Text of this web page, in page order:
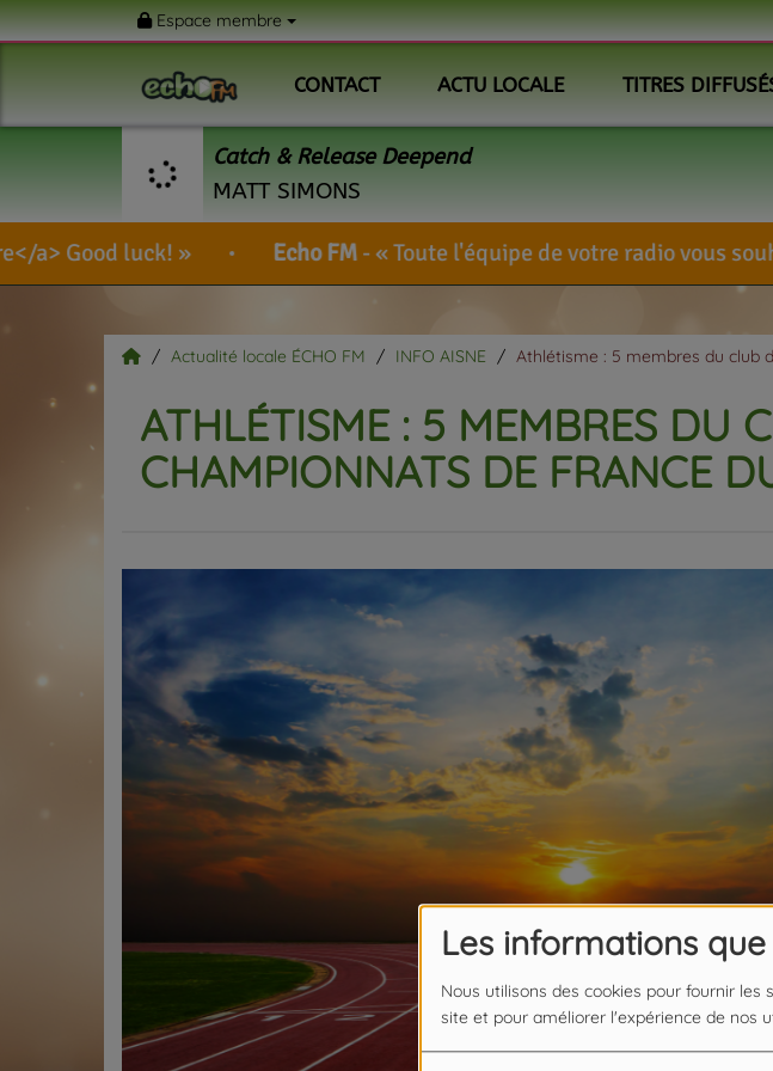
Les informations
Nous utilisons des cookies pour fournir
site et pour améliorer l'expérience de nos
Espace membre
CONTACT ACTU LOCALE TITRES
Catch & Release Deepend
MATT SIMONS
Echo FM- Toute l'équipe de votre radio vous souhaite un très bel
Actualité locale ÉCHO FM INFO AISNE Athlétisme : 5 membres du club
ATHLÉTISME : 5 MEMBRES DU
CHAMPIONNATS DE FRANCE